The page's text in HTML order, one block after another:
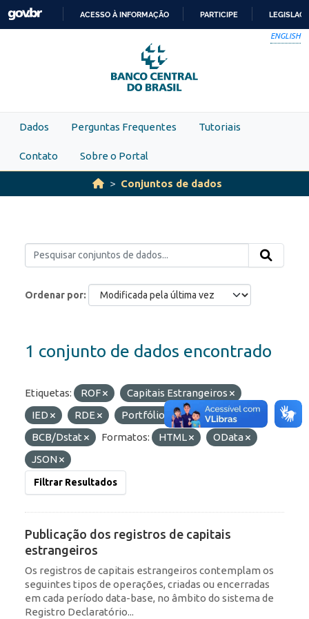
Skip to main content
PARA
O
CONTEÚDO
ACESSO À INFORMAÇÃO PARTICIPE
ENGLISH
Dados Perguntas Frequentes Tutoriais
Contato Sobre o Portal
Conjuntos de dados
Ordenar por
1 conjunto de dados encontrado
Etiquetas: ROF
Capitais Estrangeiros
IED
RDE Portfólio
Organizações:
BCB/Dstat
Formatos: HTML
OData
JSON
Filtrar Resultados
Publicação dos registros de capitais
estrangeiros
Os registros de capitais estrangeiros contemplam os
seguintes tipos de operações, criadas ou encerradas
em cada período data-base, no âmbito do sistema de
Registro Declaratório...